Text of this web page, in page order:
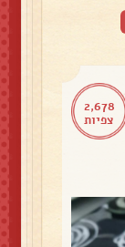
2,678
צפיות